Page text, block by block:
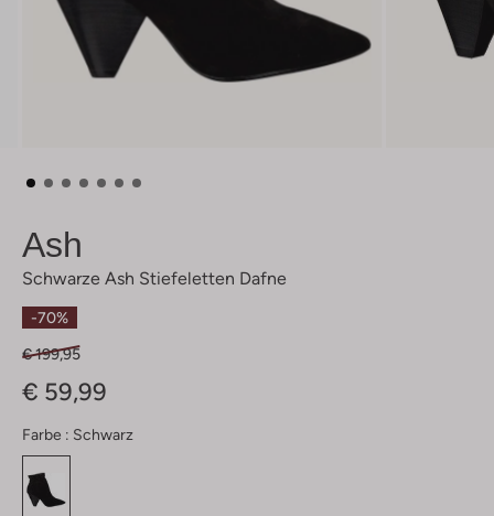
Ash
Schwarze Ash Stiefeletten Dafne
-70%
€ 199,95
€ 59,99
Farbe : Schwarz